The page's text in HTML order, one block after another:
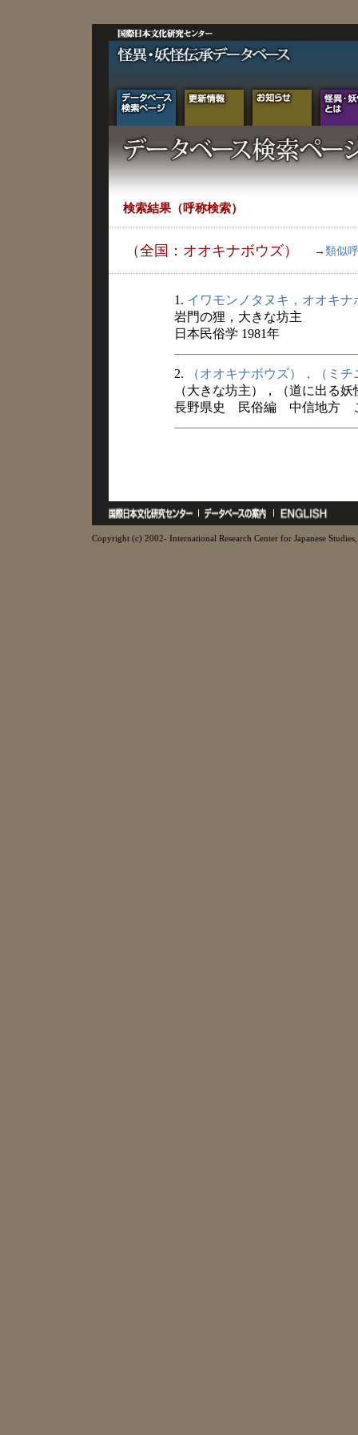
検索結果（呼称検索）
（全国：オオキナボウズ） → 類似
1. イワモンノタヌキ，オオキナ
岩門の狸，大きな坊主
日本民俗学 1981年
2.
（オオキナボウズ），（ミ
（大きな坊主），（道に出る妖
長野県史 民俗編 中信地方 こ
Copyright (c) 2002- International Research Center for Japanese